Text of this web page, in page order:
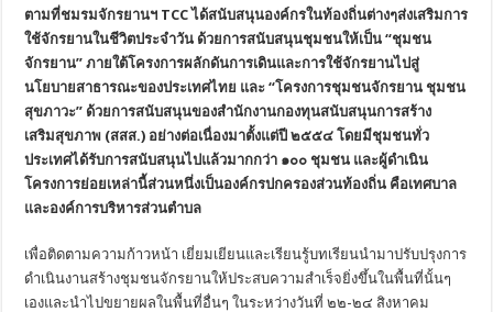
ตามที่ชมรมจักรยานฯ TCC ได้สนับสนุนองค์กรในท้องถิ่นต่างๆส่งเสริมการ
ใช้จักรยานในชีวิตประจำวัน ด้วยการสนับสนุนชุมชนให้เป็น “ชุมชน
จักรยาน” ภายใต้โครงการผลักดันการเดินและการใช้จักรยานไปสู่
นโยบายสาธารณะของประเทศไทย และ “โครงการชุมชนจักรยาน ชุมชน
สุขภาวะ” ด้วยการสนับสนุนของสำนักงานกองทุนสนับสนุนการสร้าง
เสริมสุขภาพ (สสส.) อย่างต่อเนื่องมาตั้งแต่ปี ๒๕๕๔ โดยมีชุมชนทั่ว
ประเทศได้รับการสนับสนุนไปแล้วมากกว่า ๑๐๐ ชุมชน และผู้ดำเนิน
โครงการย่อยเหล่านี้ส่วนหนึ่งเป็นองค์กรปกครองส่วนท้องถิ่น คือเทศบาล
และองค์การบริหารส่วนตำบล
เพื่อติดตามความก้าวหน้า เยี่ยมเยียนและเรียนรู้บทเรียนนำมาปรับปรุงการ
ดำเนินงานสร้างชุมชนจักรยานให้ประสบความสำเร็จยิ่งขึ้นในพื้นที่นั้นๆ
เองและนำไปขยายผลในพื้นที่อื่นๆ ในระหว่างวันที่ ๒๒-๒๔ สิงหาคม